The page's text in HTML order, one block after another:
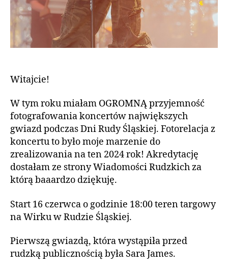
Witajcie!
W tym roku miałam OGROMNĄ przyjemność
fotografowania koncertów największych
gwiazd podczas Dni Rudy Śląskiej. Fotorelacja z
koncertu to było moje marzenie do
zrealizowania na ten 2024 rok! Akredytację
dostałam ze strony Wiadomości Rudzkich za
którą baaardzo dziękuję.
Start 16 czerwca o godzinie 18:00 teren targowy
na Wirku w Rudzie Śląskiej.
Pierwszą gwiazdą, która wystąpiła przed
rudzką publicznością była Sara James.